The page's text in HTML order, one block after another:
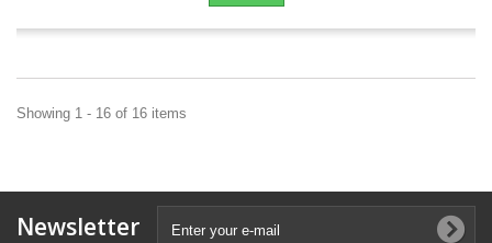
Showing 1 - 16 of 16 items
Newsletter